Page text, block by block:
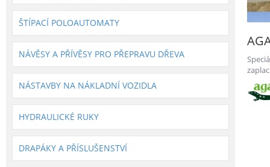
ŠTÍPACÍ POLOAUTOMATY
NÁVĚSY A PŘÍVĚSY PRO PŘEPRAVU DŘEVA
NÁSTAVBY NA NÁKLADNÍ VOZIDLA
HYDRAULICKÉ RUKY
DRAPÁKY A PŘÍSLUŠENSTVÍ